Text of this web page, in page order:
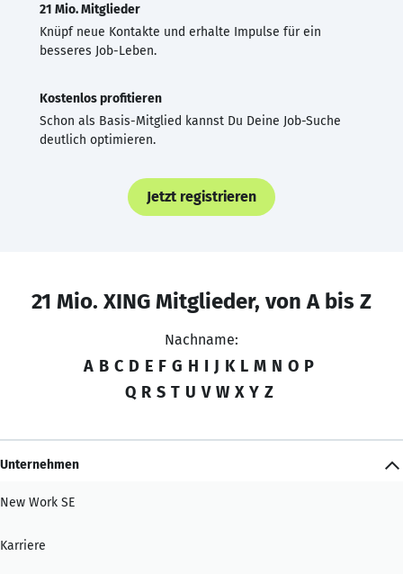
21 Mio. Mitglieder
Knüpf neue Kontakte und erhalte Impulse für ein
besseres Job-Leben.
Kostenlos profitieren
Schon als Basis-Mitglied kannst Du Deine Job-Suche
deutlich optimieren.
Jetzt registrieren
21 Mio. XING Mitglieder, von A bis Z
Nachname:
A B C D E F G H I J K L M N O P
Q R S T U V W X Y Z
Unternehmen
New Work SE
Karriere